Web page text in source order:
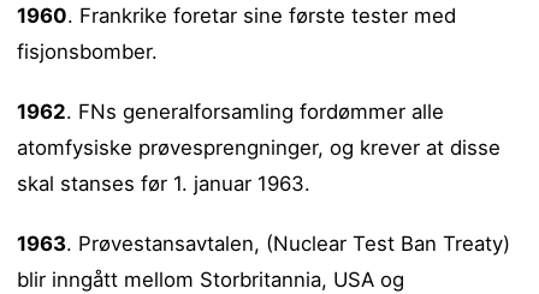
1960. Frankrike foretar sine første tester med
fisjonsbomber.
1962. FNs generalforsamling fordømmer alle
atomfysiske prøvesprengninger, og krever at disse
skal stanses før 1. januar 1963.
1963. Prøvestansavtalen, (Nuclear Test Ban Treaty)
blir inngått mellom Storbritannia, USA og